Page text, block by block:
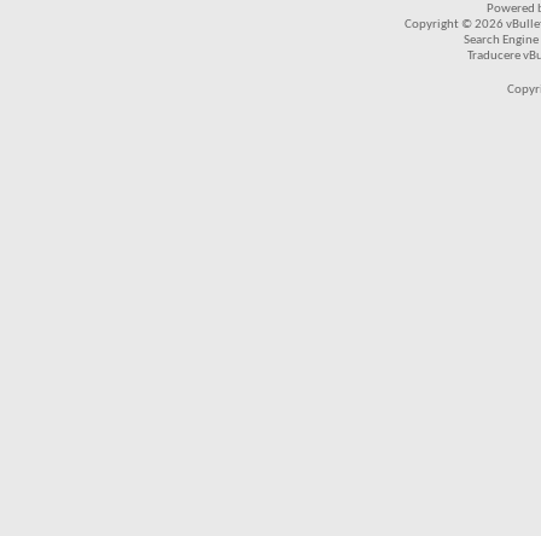
Powered
Copyright © 2026
Search
Traducere